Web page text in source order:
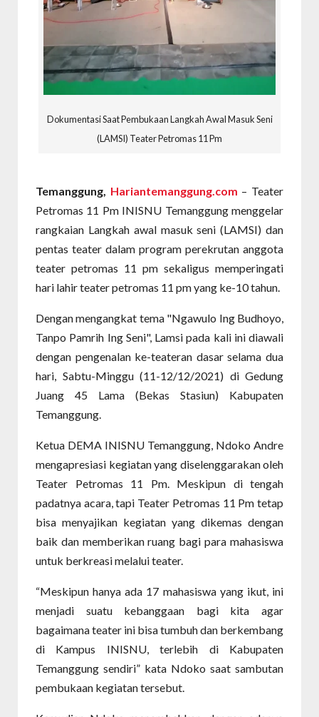
Dokumentasi Saat Pembukaan Langkah Awal Masuk Seni
(LAMSI) Teater Petromas 11 Pm
Temanggung, Hariantemanggung.com – Teater
Petromas 11 Pm INISNU Temanggung menggelar
rangkaian Langkah awal masuk seni (LAMSI) dan
pentas teater dalam program perekrutan anggota
teater petromas 11 pm sekaligus memperingati
hari lahir teater petromas 11 pm yang ke-10 tahun.
Dengan mengangkat tema "Ngawulo Ing Budhoyo,
Tanpo Pamrih Ing Seni", Lamsi pada kali ini diawali
dengan pengenalan ke-teateran dasar selama dua
hari, Sabtu-Minggu (11-12/12/2021) di Gedung
Juang 45 Lama (Bekas Stasiun) Kabupaten
Temanggung.
Ketua DEMA INISNU Temanggung, Ndoko Andre
mengapresiasi kegiatan yang diselenggarakan oleh
Teater Petromas 11 Pm. Meskipun di tengah
padatnya acara, tapi Teater Petromas 11 Pm tetap
bisa menyajikan kegiatan yang dikemas dengan
baik dan memberikan ruang bagi para mahasiswa
untuk berkreasi melalui teater.
“Meskipun hanya ada 17 mahasiswa yang ikut, ini
menjadi suatu kebanggaan bagi kita agar
bagaimana teater ini bisa tumbuh dan berkembang
di Kampus INISNU, terlebih di Kabupaten
Temanggung sendiri” kata Ndoko saat sambutan
pembukaan kegiatan tersebut.